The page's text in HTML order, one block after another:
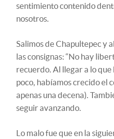
sentimiento contenido
nosotros.
Salimos de Chapultepec y
las consignas: “No hay
recuerdo. Al llegar a lo que
poco, habíamos crecido el
apenas una decena).
seguir avanzando.
Lo malo fue que en la